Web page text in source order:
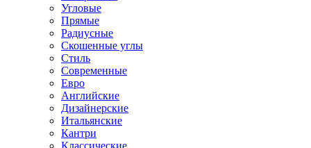
Угловые
Прямые
Радиусные
Скошенные углы
Стиль
Современные
Евро
Английские
Дизайнерские
Итальянские
Кантри
Классические